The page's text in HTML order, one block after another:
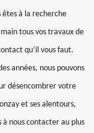
êtes à la recherche
tous vos travaux de
qu’il vous faut.
années, nous pouvons
désencombrer votre
et ses alentours,
à nous contacter au plus